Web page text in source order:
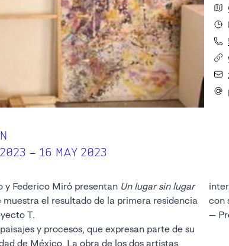
– 16 MAY 2023
y Federico Miró presentan Un lugar sin lugar
muestra el resultado de la primera residencia
T.
y procesos, que expresan parte de su
de México. La obra de los dos artistas
con
—